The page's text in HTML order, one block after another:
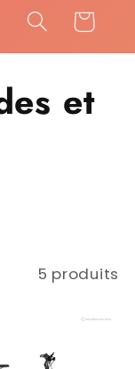
Panier
et
5 produits